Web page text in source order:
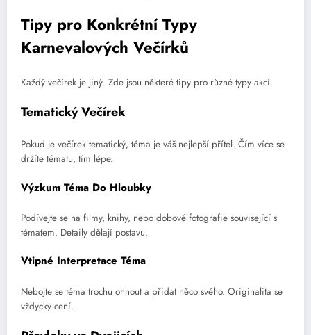
Tipy pro Konkrétní Typy
Karnevalových Večírků
Každý večírek je jiný. Zde jsou některé tipy pro různé typy akcí.
Tematický Večírek
Pokud je večírek tematický, téma je váš nejlepší přítel. Čím více se
držíte tématu, tím lépe.
Výzkum Téma Do Hloubky
Podívejte se na filmy, knihy, nebo dobové fotografie související s
tématem. Detaily dělají postavu.
Vtipné Interpretace Téma
Nebojte se téma trochu ohnout a přidat něco svého. Originalita se
vždycky cení.